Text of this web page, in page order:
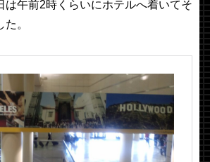
は午前2時くらいにホテルへ着いてそ
。